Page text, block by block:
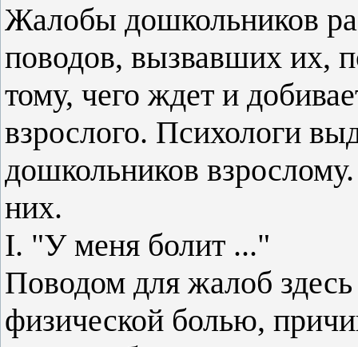
Жалобы дошкольников
поводов, вызвавших их,
тому, чего ждет и
взрослого. Психологи
дошкольников
них.
I. "У меня болит ..."
Поводом для жалоб
физической болью,